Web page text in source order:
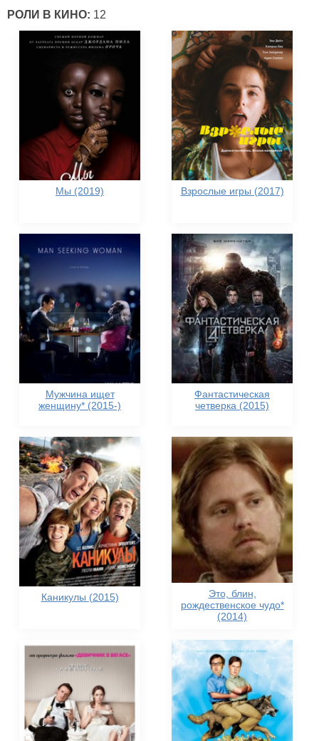
РОЛИ В КИНО: 12
Мы (2019) Взрослые игры (2017)
Мужчина ищет
женщину* (2015-)
Фантастическая
четверка (2015)
Каникулы (2015)
Это, блин,
рождественское чудо*
(2014)